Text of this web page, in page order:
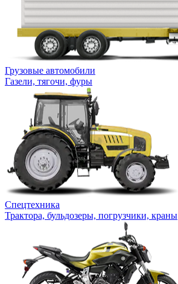
Грузовые автомобили
Газели, тягочи, фуры
Спецтехника
Трактора, бульдозеры, погрузчики, краны